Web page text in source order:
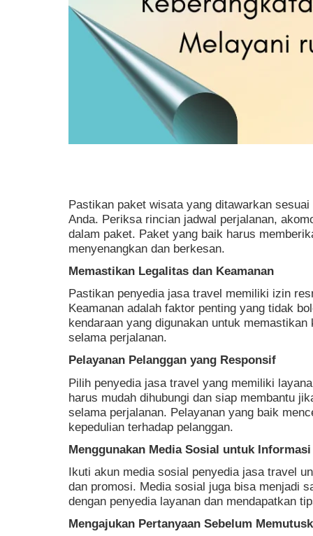
Pastikan paket wisata yang ditawarkan
Anda. Periksa rincian jadwal perjalanan,
dalam paket. Paket yang baik harus
menyenangkan dan berkesan.
Memastikan Legalitas dan Keamanan
Pastikan penyedia jasa travel memiliki izin
Keamanan adalah faktor penting yang tidak
kendaraan yang digunakan untuk
selama perjalanan.
Pelayanan Pelanggan yang Responsif
Pilih penyedia jasa travel yang memiliki
harus mudah dihubungi dan siap membantu
selama perjalanan. Pelayanan yang baik
kepedulian terhadap pelanggan.
Menggunakan Media Sosial untuk
Ikuti akun media sosial penyedia jasa travel
dan promosi. Media sosial juga bisa menjadi
dengan penyedia layanan dan mendapatkan
Mengajukan Pertanyaan Sebelum